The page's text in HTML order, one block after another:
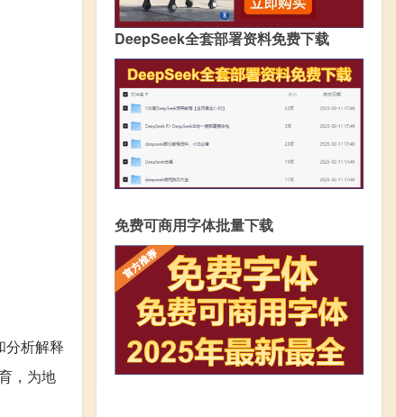
分析解释
，为地
DeepSeek全套部署资料免费下载
免费可商用字体批量下载